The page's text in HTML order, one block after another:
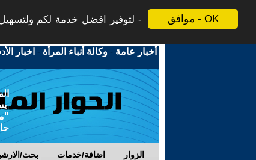
موافق - OK
لتوفير افضل خدمة لكم
أخبار عامة -وكالة أنباء المرأة - اخبار
بحث/ اضافة/خدمات الزوار